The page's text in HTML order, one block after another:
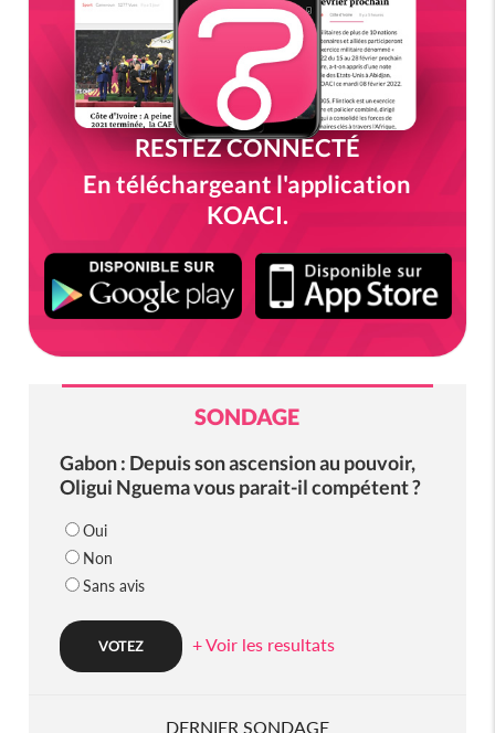
RESTEZ CONNECTÉ
En téléchargeant l'application
KOACI.
SONDAGE
Gabon : Depuis son ascension au pouvoir,
Oligui Nguema vous parait-il compétent ?
Oui
Non
Sans avis
+ Voir les resultats
DERNIER SONDAGE